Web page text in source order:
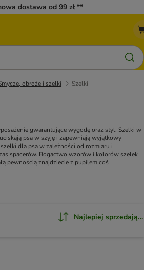
dostawa od 99 zł **
obroże i szelki Szelki
gwarantujące wygodę oraz styl. Szelki w
psa w szyję i zapewniają wyjątkowy
dla psa w zależności od rozmiaru i
spacerów. Bogactwo wzorów i kolorów szelek
pewnością znajdziecie z pupilem coś
Najlepiej